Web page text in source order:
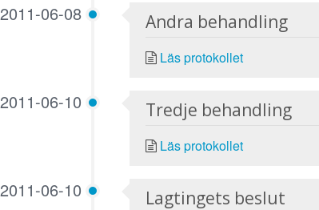
2011-06-08 Andra behandling
Läs protokollet
2011-06-10 Tredje behandling
Läs protokollet
2011-06-10 Lagtingets beslut